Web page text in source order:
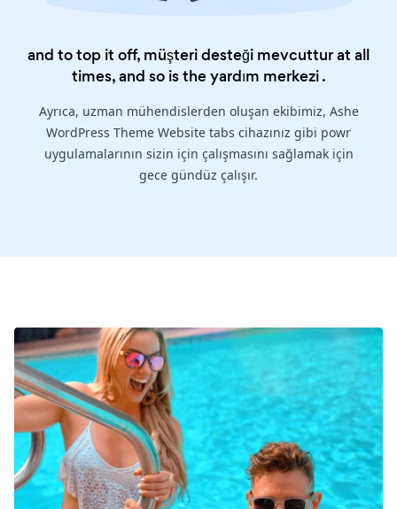
and to top it off, müşteri desteği mevcuttur at all
times, and so is theyardım merkezi.
Ayrıca, uzman mühendislerden oluşan ekibimiz, Ashe
WordPress Theme Website tabs cihazınız gibi powr
uygulamalarının sizin için çalışmasını sağlamak için
gece gündüz çalışır.